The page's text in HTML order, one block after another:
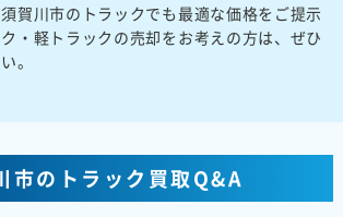
賀川市のトラックでも最適な価格をご提示
・軽トラックの売却をお考えの方は、ぜひ
。
市のトラック買取Q&A